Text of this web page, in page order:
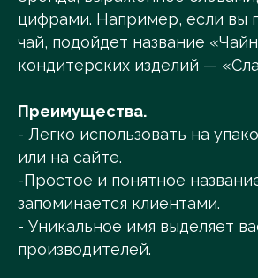
цифрами. Например, если вы
чай, подойдет название
кондитерских изделий —
Преимущества.
- Легко использовать на
или на сайте.
-Простое и понятное
запоминается клиентами.
- Уникальное имя выделяет
производителей.